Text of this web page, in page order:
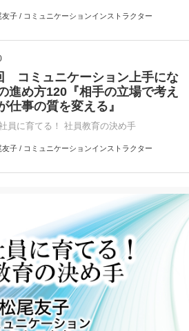
友子 / コミュニケーションインストラクター
コミュニケーション上手にな
進め方120『相手の立場で考え
仕事の質を変える』
員に育てる！ 社員教育の決め手
友子 / コミュニケーションインストラクター